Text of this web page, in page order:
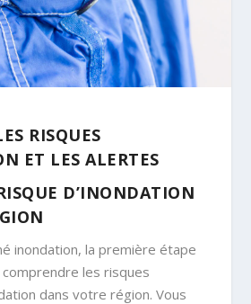
RISQUES
ET LES ALERTES
D’INONDATION
inondation, la première étape
les risques
dans votre région. Vous